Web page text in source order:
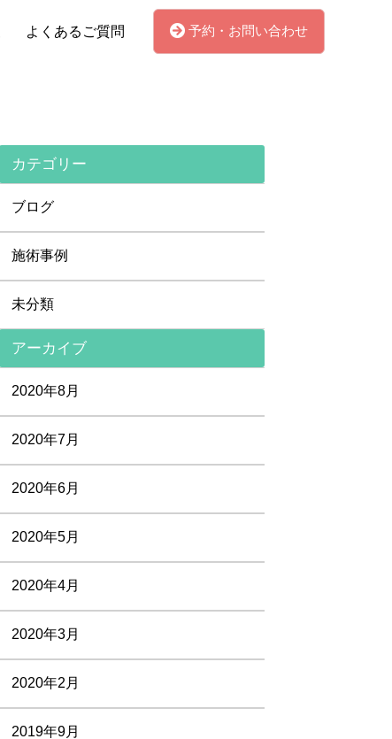
よくあるご質問 予約・お問い合わせ
カテゴリー
ブログ
施術事例
未分類
アーカイブ
2020年8月
2020年7月
2020年6月
2020年5月
2020年4月
2020年3月
2020年2月
2019年9月